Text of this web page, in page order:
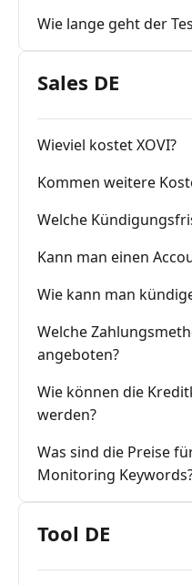
Wie lange geht der
Sales DE
Wieviel kostet XOVI?
Kommen weitere
Welche
Kann man einen
Wie kann man
Welche
angeboten?
Wie können die
werden?
Was sind die Preise
Monitoring
Tool DE